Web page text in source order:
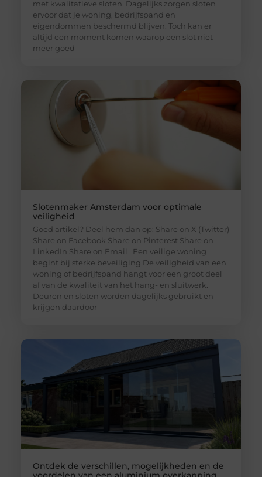
met kwalitatieve sloten. Dagelijks zorgen sloten
ervoor dat je woning, bedrijfspand en
eigendommen beschermd blijven. Toch kan er
altijd een moment komen waarop een slot niet
meer goed
Slotenmaker Amsterdam voor optimale
veiligheid
Goed artikel? Deel hem dan op: Share on X (Twitter)
Share on Facebook Share on Pinterest Share on
LinkedIn Share on Email Een veilige woning
begint bij sterke beveiliging De veiligheid van een
woning of bedrijfspand hangt voor een groot deel
af van de kwaliteit van het hang- en sluitwerk.
Deuren en sloten worden dagelijks gebruikt en
krijgen daardoor
Ontdek de verschillen, mogelijkheden en de